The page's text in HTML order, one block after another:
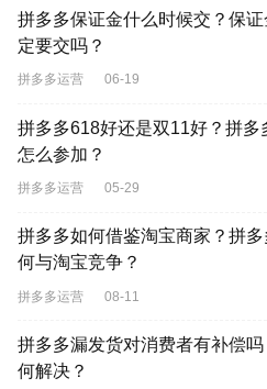
拼多多保证金什么时候交？保证
定要交吗？
拼多多运营 06-19
拼多多618好还是双11好？拼多
怎么参加？
拼多多运营 05-29
拼多多如何借鉴淘宝商家？拼多
何与淘宝竞争？
拼多多运营 08-11
拼多多漏发货对消费者有补偿吗
何解决？